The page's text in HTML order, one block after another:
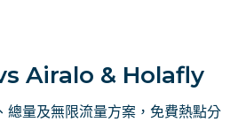
Airalo & Holafly
量及無限流量方案，免費熱點分